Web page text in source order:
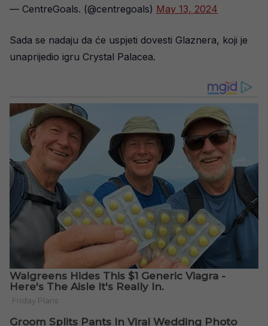
— CentreGoals. (@centregoals) May 13, 2024
Sada se nadaju da će uspjeti dovesti Glaznera, koji je
unaprijedio igru Crystal Palacea.